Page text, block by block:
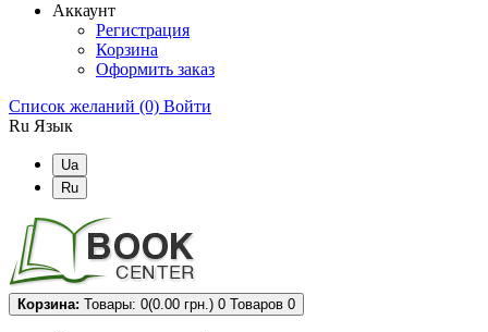
Аккаунт
Регистрация
Корзина
Оформить заказ
Список желаний (0) Войти
Ru Язык
Ua
Ru
Корзина: Товары: 0(0.00 грн.) 0 Товаров 0